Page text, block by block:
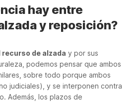
hay entre
y reposición?
de alzada y por sus
podemos pensar que ambos
sobre todo porque ambos
judiciales), y se interponen contra
Además, los plazos de